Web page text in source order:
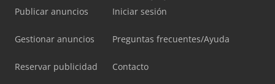
Publicar anuncios
Gestionar anuncios
Reservar publicidad
Iniciar sesión
Preguntas frecuentes/Ayuda
Contacto